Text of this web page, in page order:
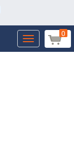
0
Toggle
navigation